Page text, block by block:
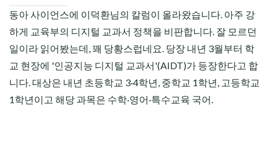
동아 사이언스에 이덕환님의 칼럼이 올라왔습니다. 아주 강
하게 교육부의 디지털 교과서 정책을 비판합니다. 잘 모르던
일이라 읽어봤는데, 꽤 당황스럽네요. 당장 내년 3월부터 학
교 현장에 '인공지능 디지털 교과서'(AIDT)가 등장한다고 합
니다. 대상은 내년 초등학교 3·4학년, 중학교 1학년, 고등학교
1학년이고 해당 과목은 수학·영어·특수교육 국어.